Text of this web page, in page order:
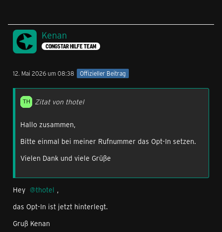
Kenan
CONGSTAR HILFE TEAM
12. Mai 2026 um 08:38 Offizieller Beitrag
Zitat von thotel
Hallo zusammen,
Bitte einmal bei meiner Rufnummer das Opt-In setzen.
Vielen Dank und viele Grüße
Hey thotel ,
das Opt-In ist jetzt hinterlegt.
Gruß Kenan